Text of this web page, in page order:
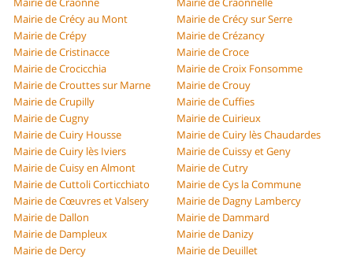
Mairie de Crécy au Mont
Mairie de Crécy sur Serre
Mairie de Crépy
Mairie de Crézancy
Mairie de Cristinacce
Mairie de Croce
Mairie de Crocicchia
Mairie de Croix Fonsomme
Mairie de Crouttes sur Marne
Mairie de Crouy
Mairie de Crupilly
Mairie de Cuffies
Mairie de Cugny
Mairie de Cuirieux
Mairie de Cuiry Housse
Mairie de Cuiry lès Chaudardes
Mairie de Cuiry lès Iviers
Mairie de Cuissy et Geny
Mairie de Cuisy en Almont
Mairie de Cutry
Mairie de Cuttoli Corticchiato
Mairie de Cys la Commune
Mairie de Cœuvres et Valsery
Mairie de Dagny Lambercy
Mairie de Dallon
Mairie de Dammard
Mairie de Dampleux
Mairie de Danizy
Mairie de Dercy
Mairie de Deuillet